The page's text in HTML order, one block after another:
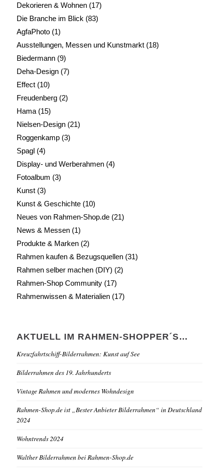
Dekorieren & Wohnen(17)
Die Branche im Blick (83)
AgfaPhoto(1)
Ausstellungen, Messen und Kunstmarkt(18)
Biedermann(9)
Deha-Design(7)
Effect(10)
Freudenberg(2)
Hama(15)
Nielsen-Design(21)
Roggenkamp(3)
Spagl(4)
Display- und Werberahmen(4)
Fotoalbum (3)
Kunst(3)
Kunst & Geschichte(10)
Neues von Rahmen-Shop.de(21)
News & Messen(1)
Produkte & Marken(2)
Rahmen kaufen & Bezugsquellen(31)
Rahmen selber machen (DIY) (2)
Rahmen-Shop Community(17)
Rahmenwissen & Materialien(17)
AKTUELL IM RAHMEN-SHOPPER´S…
Kreuzfahrtschiff-Bilderrahmen: Kunst auf See
Bilderrahmen des 19. Jahrhunderts
Vintage Rahmen und modernes Wohndesign
Rahmen-Shop.de ist „Bester Anbieter Bilderrahmen“ in Deutschland
2024
Wohntrends 2024
Walther Bilderrahmen bei Rahmen-Shop.de